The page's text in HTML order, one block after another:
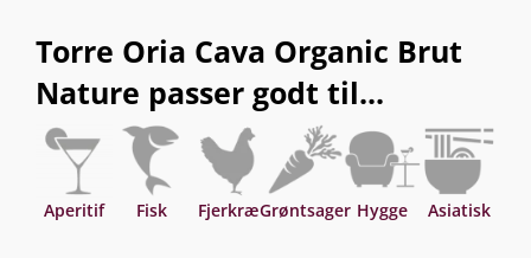
Torre Oria Cava Organic Brut
Nature passer godt til...
Aperitif Fisk FjerkræGrøntsager Hygge Asiatisk